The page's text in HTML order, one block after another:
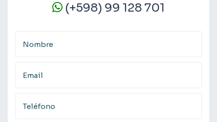
(+598) 99 128 701